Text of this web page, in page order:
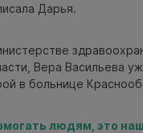
Дарья.
Вера Васильева
в больнице
людям, это